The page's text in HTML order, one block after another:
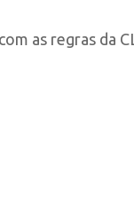
as regras da